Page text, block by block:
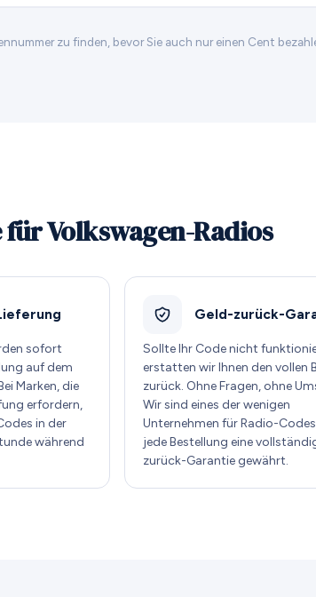
zu finden, bevor Sie auch nur einen Cent
Volkswagen-Radios
sofort
auf dem
Marken, die
erfordern,
in der
während
Geld-zurück-
Sollte Ihr Code nicht
erstatten wir Ihnen den vollen
zurück. Ohne Fragen, ohne
Wir sind eines der wenigen
Unternehmen für Radio-
jede Bestellung eine
zurück-Garantie gewährt.